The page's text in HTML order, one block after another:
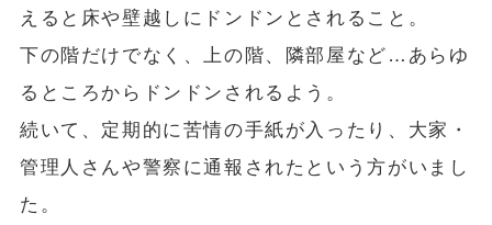
えると床や壁越しにドンドンとされること。
下の階だけでなく、上の階、隣部屋など…あらゆ
るところからドンドンされるよう。
続いて、定期的に苦情の手紙が入ったり、大家・
管理人さんや警察に通報されたという方がいまし
た。